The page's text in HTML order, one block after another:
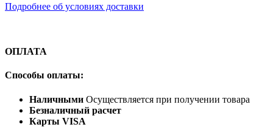
Подробнее об условиях доставки
ОПЛАТА
Способы оплаты:
Наличными Осуществляется при получении товара
Безналичный расчет
Карты VISA